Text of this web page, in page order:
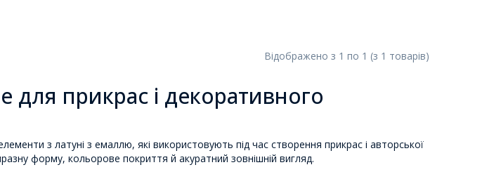
Відображено з 1 по 1 (з 1 товарів)
для прикрас і декоративного
з латуні з емаллю, які використовують під час створення прикрас і авторської
форму, кольорове покриття й акуратний зовнішній вигляд.